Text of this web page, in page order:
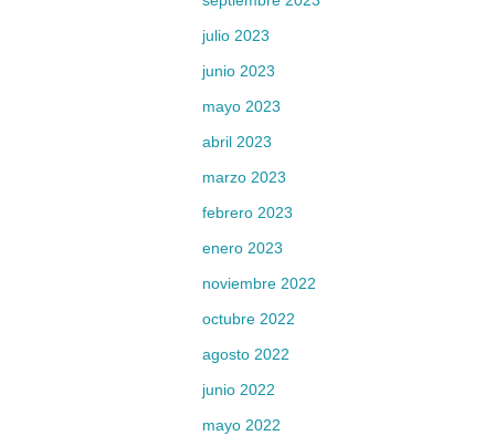
julio 2023
junio 2023
mayo 2023
abril 2023
marzo 2023
febrero 2023
enero 2023
noviembre 2022
octubre 2022
agosto 2022
junio 2022
mayo 2022